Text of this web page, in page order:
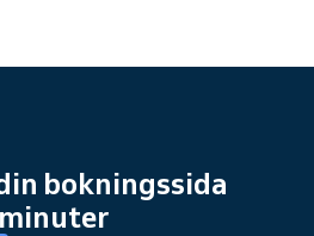
bokningssida